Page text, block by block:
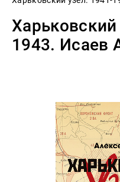
1943. Исаев
история
Экономика
Учебная
литература
будущего
Публицистика